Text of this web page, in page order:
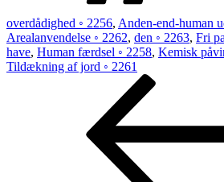
overdådighed ◦ 2256, Anden-end-human
Arealanvendelse ◦ 2262, den ◦ 2263, Fri
have, Human færdsel ◦ 2258, Kemisk
Tildækning af jord ◦ 2261
Indlægsnavigation